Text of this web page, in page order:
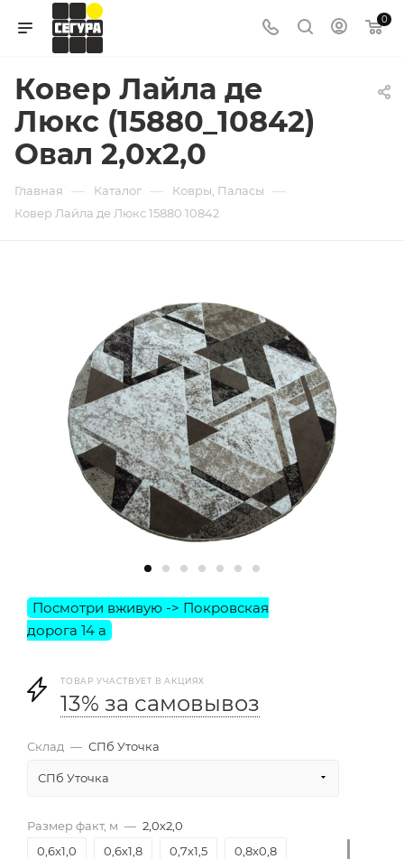
0
Ковер Лайла де
Люкс (15880_10842)
Овал 2,0х2,0
Главная — Каталог — Ковры, Паласы —
Ковер Лайла де Люкс 15880 10842
ТОВАР УЧАСТВУЕТ В АКЦИЯХ
13% за самовывоз
Склад — СПб Уточка
СПб Уточка
Размер факт, м — 2,0х2,0
0,6х1,0
0,6х1,8 0,7х1,5 0,8х0,8